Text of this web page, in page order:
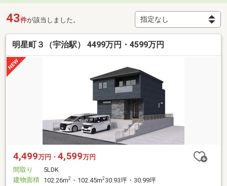
43件が該当しました。
明星町３（宇治駅） 4499万円・4599万円
4,499万円・ 4,599万円
間取り
5LDK
建物面積 102.26m2 ・102.45m230.93坪・30.99坪